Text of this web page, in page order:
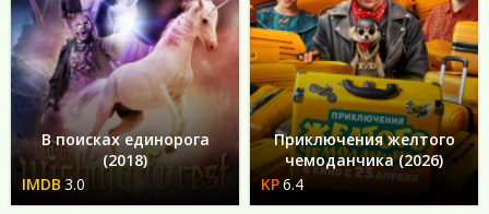
В поисках единорога
(2018)
3.0
Приключения желтого
чемоданчика (2026)
6.4